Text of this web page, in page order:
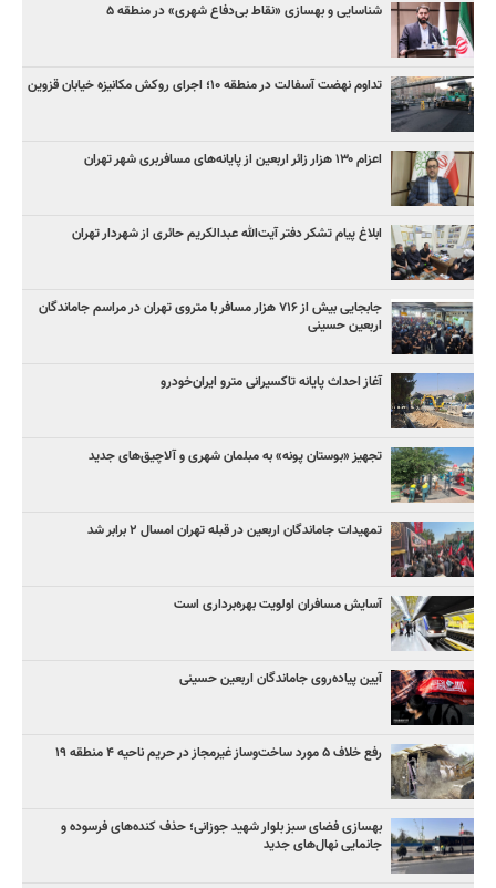
شناسایی و بهسازی «نقاط بی‌دفاع شهری» در منطقه ۵
تداوم نهضت آسفالت در منطقه ۱۰؛ اجرای روکش مکانیزه خیابان قزوین
اعزام ۱۳۰ هزار زائر اربعین از پایانه‌های مسافربری شهر تهران
ابلاغ پیام تشکر دفتر آیت‌الله عبدالکریم حائری از شهردار تهران
جابجایی بیش از ۷۱۶ هزار مسافر با متروی تهران در مراسم جاماندگان
اربعین حسینی
آغاز احداث پایانه تاکسیرانی مترو ایران‌خودرو
تجهیز «بوستان پونه» به مبلمان شهری و آلاچیق‌های جدید
تمهیدات جاماندگان اربعین در قبله تهران امسال ۲ برابر شد
آسایش مسافران اولویت بهره‌برداری است
آیین پیاده‌روی جاماندگان اربعین حسینی
رفع خلاف ۵ مورد ساخت‌وساز غیرمجاز در حریم ناحیه ۴ منطقه ۱۹
بهسازی فضای سبز بلوار شهید جوزانی؛ حذف کنده‌های فرسوده و
جانمایی نهال‌های جدید